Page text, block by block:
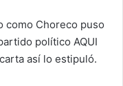
como Choreco puso
político AQUI
así lo estipuló.